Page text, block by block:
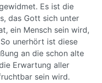
Es ist die
das Gott sich unter
ein Mensch sein wird,
unerhört ist diese
an die schon alte
Erwartung aller
sein wird.